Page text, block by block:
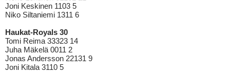
Joni Keskinen 1103 5
Niko Siltaniemi 1311 6
Haukat-Royals 30
Tomi Reima 33323 14
Juha Mäkelä 0011 2
Jonas Andersson 22131 9
Joni Kitala 3110 5